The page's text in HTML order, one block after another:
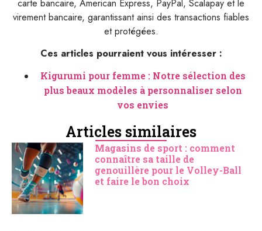
carte bancaire, American Express, PayPal, Scalapay et le
virement bancaire, garantissant ainsi des transactions fiables
et protégées.
Ces articles pourraient vous intéresser :
Kigurumi pour femme : Notre sélection des
plus beaux modèles à personnaliser selon
vos envies
Articles similaires
Magasins de sport : comment
connaître sa taille de
genouillère pour le Volley-Ball
et faire le bon choix